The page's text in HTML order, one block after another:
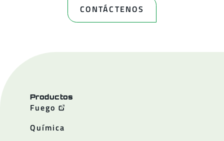
CONTÁCTENOS
Productos
Fuego
Química